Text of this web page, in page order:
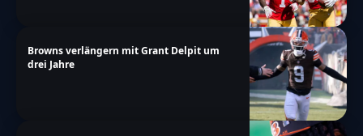
Browns verlängern mit Grant Delpit um
drei Jahre